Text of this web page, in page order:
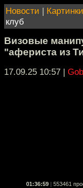
Новости | Картинки
клуб
Визовые
"афериста из
17.09.25 10:57 |
01:36:59 553461